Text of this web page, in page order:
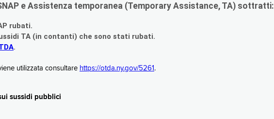
e Assistenza temporanea (Temporary Assistance, TA) sottratti:
rubati.
TA (in contanti) che sono stati rubati.
.
utilizzata consultare https://otda.ny.gov/5261 .
sussidi pubblici